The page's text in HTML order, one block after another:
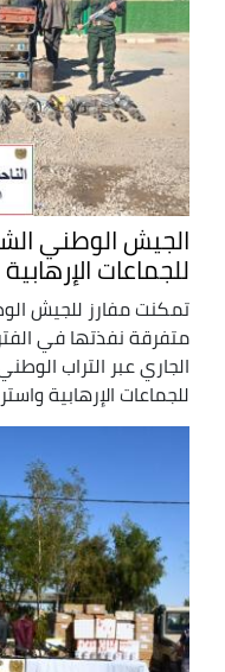
للجماعات
تمكنت مفارز للجيش
للجماعات الإرهابية واسترجاع (5)